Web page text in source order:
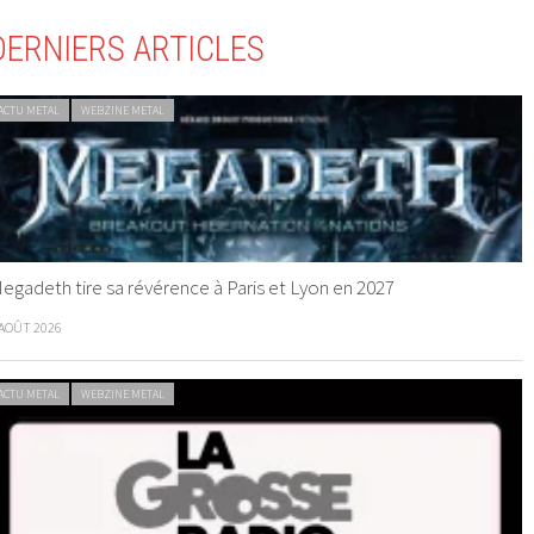
ARTICLES
METAL WEBZINE METAL
tire sa révérence à Paris et Lyon en 2027
2026
METAL WEBZINE METAL